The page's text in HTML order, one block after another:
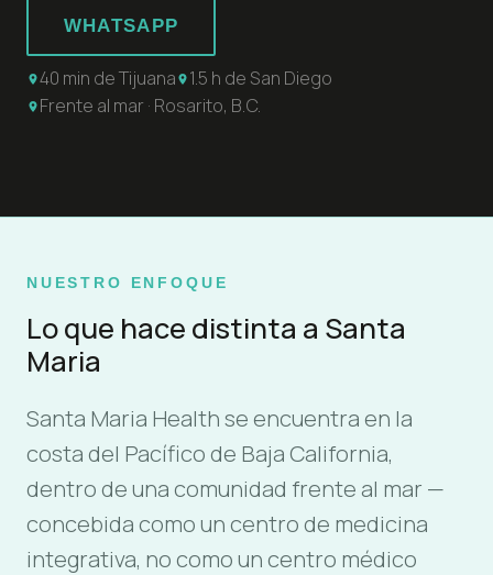
WHATSAPP
40 min de Tijuana
1.5 h de San Diego
Frente al mar · Rosarito, B.C.
NUESTRO ENFOQUE
Lo que hace distinta a Santa
Maria
Santa Maria Health se encuentra en la
costa del Pacífico de Baja California,
dentro de una comunidad frente al mar —
concebida como un centro de medicina
integrativa, no como un centro médico